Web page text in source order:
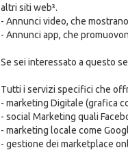
altri siti web³.
- Annunci video, che
- Annunci app, che
Se sei interessato a questo
Tutti i servizi specifici che
- marketing Digitale (grafica
- social Marketing quali
- marketing locale come
- gestione dei marketplace